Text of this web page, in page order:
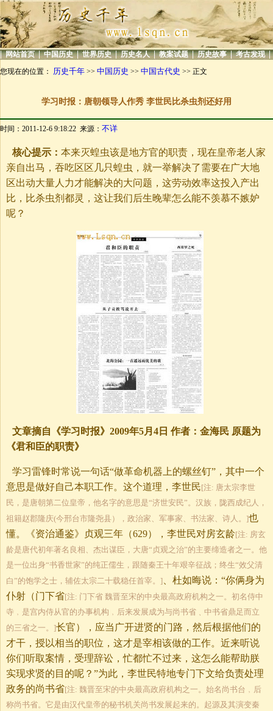
| 网站首页 | 中国历史 | 世界历史 | 历史名人 | 教案试题 | 历史故事 | 考古发现 |
您现在的位置： 历史千年 >> 中国历史 >> 中国古代史 >> 正文
学习时报：唐朝领导人作秀 李世民比杀虫剂还好用
时间：2011-12-6 9:18:22 来源： 不详
核心提示： 本来灭蝗虫该是地方官的职责，现在皇帝老人家
亲自出马，吞吃区区几只蝗虫，就一举解决了需要在广大地
区出动大量人力才能解决的大问题，这劳动效率这投入产出
比，比杀虫剂都灵，这让我们后生晚辈怎么能不羡慕不嫉妒
呢？
文章摘自《学习时报》2009年5月4日 作者：金海民 原题为
《君和臣的职责》
学习雷锋时常说一句话“做革命机器上的螺丝钉”，其中一个
意思是做好自己本职工作。这个道理，李世民[注: 唐太宗李世
民，是唐朝第二位皇帝，他名字的意思是“济世安民”。汉族，陇西成纪人，
祖籍赵郡隆庆(今邢台市隆尧县），政治家、军事家、书法家、诗人。]也
懂。《资治通鉴》贞观三年（629），李世民对房玄龄[注: 房玄
龄是唐代初年著名良相、杰出谋臣，大唐“贞观之治”的主要缔造者之一。他
是一位出身“书香世家”的纯正儒生，跟随秦王十年艰辛征战；终生“效父清
白”的饱学之士，辅佐太宗二十载稳任首宰。] 、杜如晦说：“你俩身为
仆射（门下省[注: 门下省 魏晋至宋的中央最高政府机构之一。初名侍中
寺﹐是宫内侍从官的办事机构﹐后来发展成为与尚书省﹑中书省鼎足而立
的三省之一。]长官），应当广开进贤的门路，然后根据他们的
才干，授以相当的职位，这才是宰相该做的工作。近来听说
你们听取案情，受理辞讼，忙都忙不过来，这怎么能帮助朕
实现求贤的目的呢？”为此，李世民特地专门下文给负责处理
政务的尚书省[注: 魏晋至宋的中央最高政府机构之一。始名尚书台﹐后
称尚书省。它是由汉代皇帝的秘书机关尚书发展起来的。起源及其演变秦